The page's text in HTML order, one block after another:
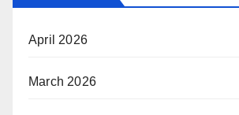
April 2026
March 2026